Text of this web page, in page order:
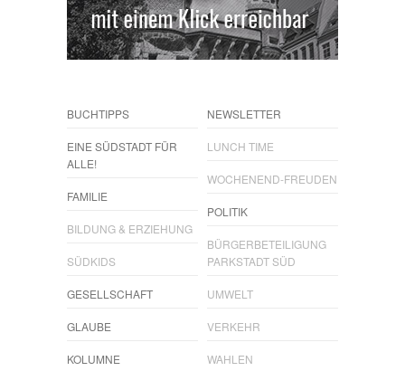
BUCHTIPPS
EINE SÜDSTADT FÜR
ALLE!
FAMILIE
BILDUNG & ERZIEHUNG
SÜDKIDS
GESELLSCHAFT
GLAUBE
KOLUMNE
NEWSLETTER
LUNCH TIME
WOCHENEND-FREUDEN
POLITIK
BÜRGERBETEILIGUNG
PARKSTADT SÜD
UMWELT
VERKEHR
WAHLEN